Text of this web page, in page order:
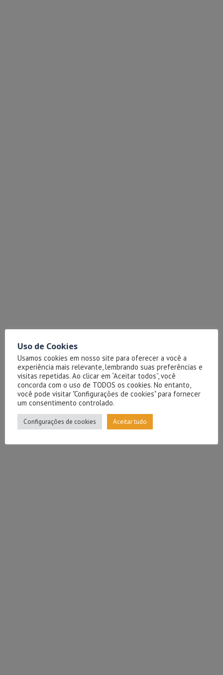
Uso de Cookies
Usamos cookies em nosso site para oferecer a você a
experiência mais relevante, lembrando suas preferências e
visitas repetidas. Ao clicar em “Aceitar todos”, você
concorda com o uso de TODOS os cookies. No entanto,
você pode visitar "Configurações de cookies" para fornecer
um consentimento controlado.
Configurações de cookies Aceitar tudo